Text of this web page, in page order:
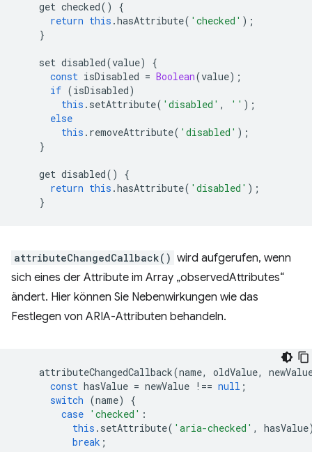
get checked()
{
return this .hasAttribute( 'checked' );
}
set disabled(value)
{
const isDisabled = Boolean(value);
if (isDisabled)
this . setAttribute( 'disabled' , '' );
else
this . removeAttribute( 'disabled' );
}
get disabled()
{
return this .hasAttribute( 'disabled' );
}
attributeChangedCallback() wird aufgerufen, wenn
sich eines der Attribute im Array „observedAttributes“
ändert. Hier können Sie Nebenwirkungen wie das
Festlegen von ARIA-Attributen behandeln.
attributeChangedCallback(name, oldValue,
const hasValue = newValue !== null ;
switch (name)
{
case 'checked' :
this . setAttribute( 'aria-checked' , hasValue
break ;